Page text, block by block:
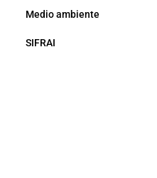
Medio ambiente
SIFRAI